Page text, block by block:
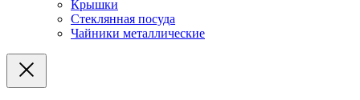
Крышки
Стеклянная посуда
Чайники металлические